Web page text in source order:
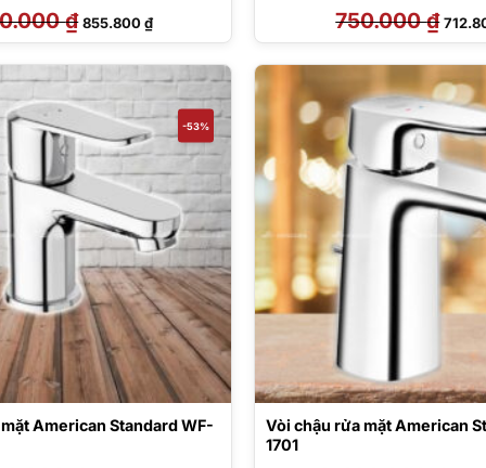
₫ Giá
gốc
là:
855.800₫Giá
hiện
tại
855.800 ₫.
750.000₫ Giá
gốc
là:
-53%
American Standard WF-
Vòi chậu rửa mặt American
1701